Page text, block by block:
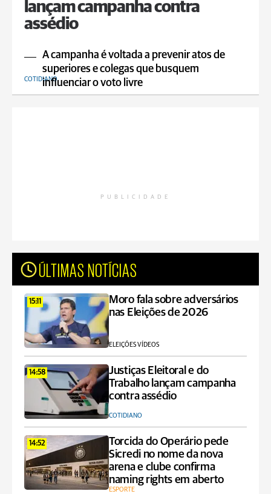
lançam campanha contra
assédio
A campanha é voltada a prevenir atos de
superiores e colegas que busquem
influenciar o voto livre
COTIDIANO
PUBLICIDADE
ÚLTIMAS NOTÍCIAS
15:11
Moro fala sobre adversários
nas Eleições de 2026
ELEIÇÕES VÍDEOS
14:58
Justiças Eleitoral e do
Trabalho lançam campanha
contra assédio
COTIDIANO
14:52
Torcida do Operário pede
Sicredi no nome da nova
arena e clube confirma
naming rights em aberto
ESPORTE